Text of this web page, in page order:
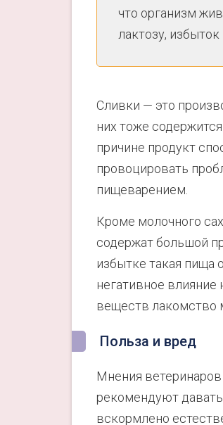
что организм
лактозу,
Сливки — это
них тоже
причине продукт
провоцировать
пищеварением.
Кроме молочного
содержат большой
избытке такая пища
негативное влияние
веществ лакомство
Польза и вред
Мнения
рекомендуют
вскормлено